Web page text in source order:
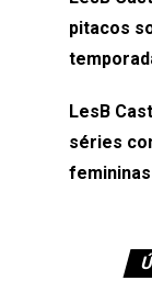
Naiady
pitacos
LesB
séries
femininas